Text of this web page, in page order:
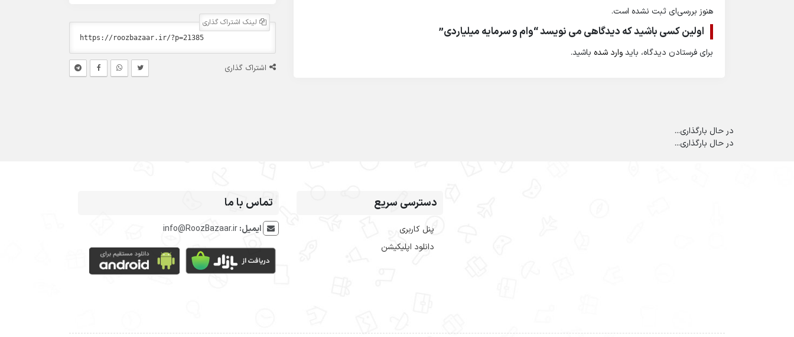
هنوز بررسی‌ای ثبت نشده است.
اولین کسی باشید که دیدگاهی می نویسد “وام و سرمایه میلیاردی”
برای فرستادن دیدگاه، بایدوارد شده باشید.
لینک اشتراک گذاری
اشتراک گذاری
در حال بارگذاری...
در حال بارگذاری...
دسترسی سریع
پنل کاربری
دانلود اپلیکیشن
تماس با ما
ایمیل:info@RoozBazaar.ir